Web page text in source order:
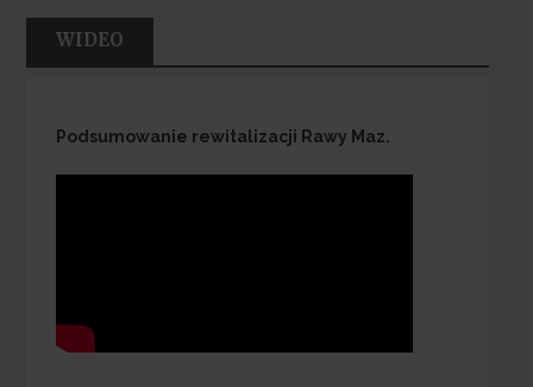
WIDEO
Podsumowanie rewitalizacji Rawy Maz.